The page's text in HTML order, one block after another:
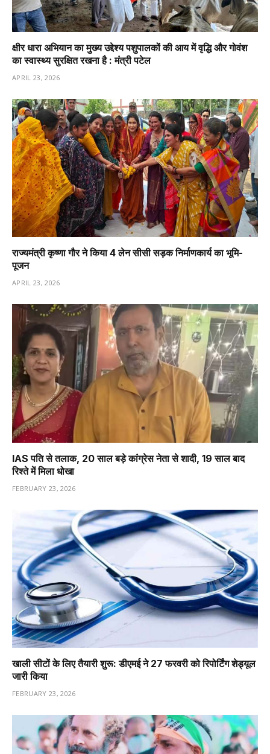
क्षीर धारा अभियान का मुख्य उद्देश्य पशुपालकों की आय में वृद्धि और गोवंश
का स्वास्थ्य सुरक्षित रखना है : मंत्री पटेल
APRIL 23, 2026
राज्यमंत्री कृष्णा गौर ने किया 4 लेन सीसी सड़क निर्माणकार्य का भूमि-
पूजन
APRIL 23, 2026
IAS पति से तलाक, 20 साल बड़े कांग्रेस नेता से शादी, 19 साल बाद
रिश्ते में मिला धोखा
FEBRUARY 23, 2026
खाली सीटों के लिए तैयारी शुरू: डीएमई ने 27 फरवरी को रिपोर्टिंग शेड्यूल
जारी किया
FEBRUARY 23, 2026